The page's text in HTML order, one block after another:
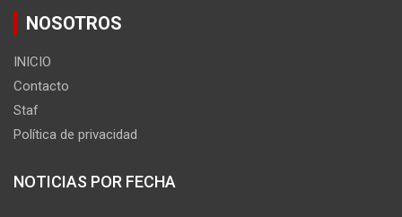
NOSOTROS
INICIO
Contacto
Staf
Política de privacidad
NOTICIAS POR FECHA